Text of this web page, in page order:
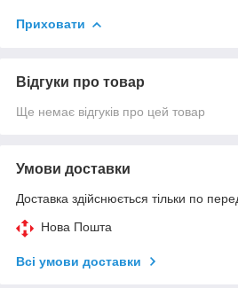
Приховати
Відгуки про товар
Ще немає відгуків про цей товар
Умови доставки
Доставка здійснюється тільки по
Нова Пошта
Всі умови доставки